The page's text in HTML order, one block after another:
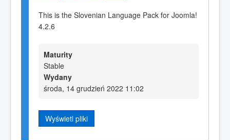
This is the Slovenian Language Pack for Joomla!
4.2.6
Maturity
Stable
Wydany
środa, 14 grudzień 2022 11:02
Wyświetl pliki